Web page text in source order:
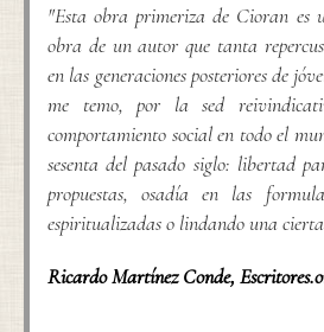
"Esta obra primeriza de Cioran es
obra de un autor que tanta
en las generaciones posteriores de
me temo, por la sed
comportamiento social en todo el
sesenta del pasado siglo: libertad
propuestas, osadía en las
espiritualizadas o lindando una
Ricardo Martínez Conde,